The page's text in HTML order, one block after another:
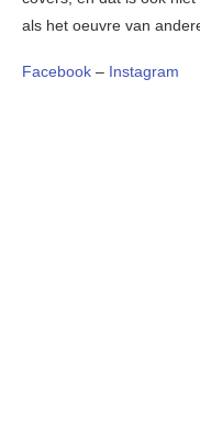
als het oeuvre van
Facebook – Instagram